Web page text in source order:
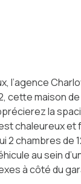
l’agence
cette maison
la
chaleureux et
2 chambres
au sein
à côté du